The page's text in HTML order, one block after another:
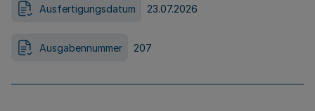
Ausfertigungsdatum 23.07.2026
Ausgabennummer 207